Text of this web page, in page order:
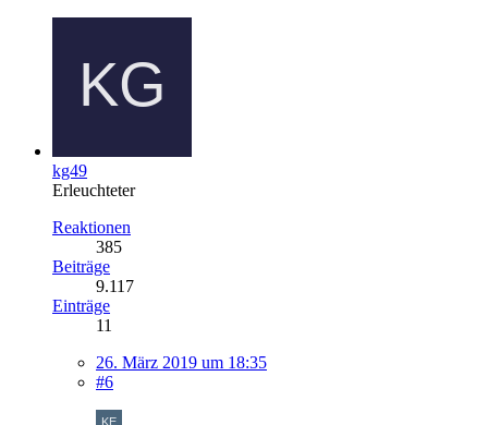
kg49
Erleuchteter
Reaktionen
385
Beiträge
9.117
Einträge
11
26. März 2019 um 18:35
#6